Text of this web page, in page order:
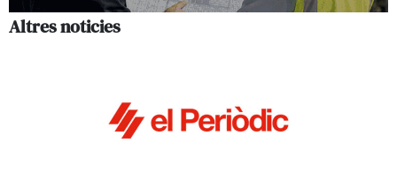
Altres noticies